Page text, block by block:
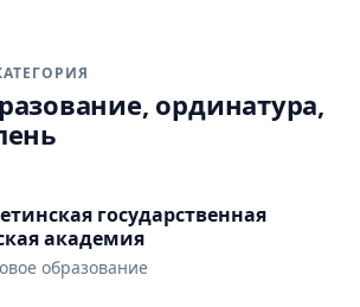
ординатура,
государственная
академия
образование